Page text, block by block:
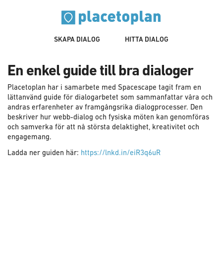
SKAPA DIALOG HITTA DIALOG
En enkel guide till bra dialoger
Placetoplan har i samarbete med Spacescape tagit fram en
lättanvänd guide för dialogarbetet som sammanfattar våra och
andras erfarenheter av framgångsrika dialogprocesser. Den
beskriver hur webb-dialog och fysiska möten kan genomföras
och samverka för att nå största delaktighet, kreativitet och
engagemang.
Ladda ner guiden här: https://lnkd.in/eiR3q6uR